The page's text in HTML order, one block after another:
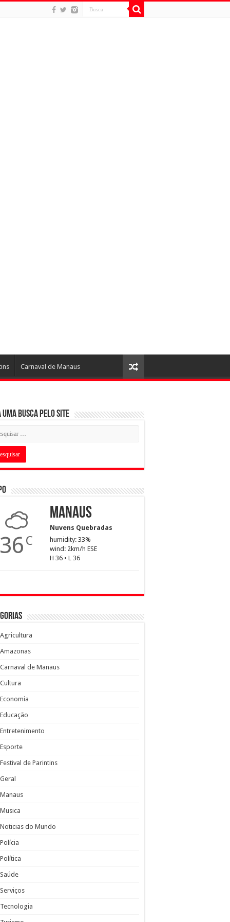
Carnaval de Manaus
uma busca pelo Site
36 C
Manaus
Nuvens Quebradas
humidity: 33%
wind: 2km/h ESE
H 36 • L 36
Agricultura
Amazonas
Carnaval de Manaus
Cultura
Economia
Educação
Entretenimento
Esporte
Festival de Parintins
Geral
Manaus
Musica
Noticias do Mundo
Polícia
Política
Saúde
Serviços
Tecnologia